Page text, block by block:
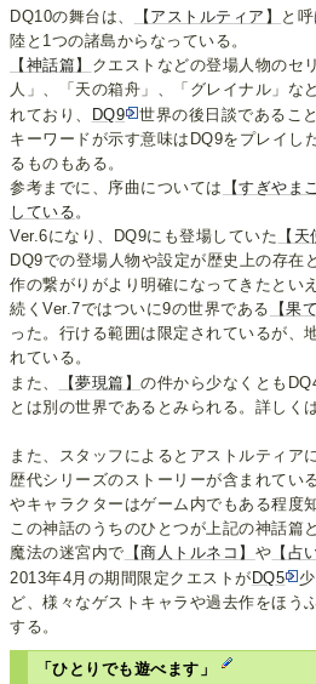
DQ10の舞台は、 【アストルティア】
と
陸と1つの諸島からなっている。
【神話篇】 クエストなどの登場人物のセ
人」、「天の箱舟」、「グレイナル」な
れており、 DQ9
世界の後日談であるこ
キーワードが示す意味はDQ9をプレイし
るものもある。
参考までに、序曲については
【すぎやま
している 。
Ver.6になり、DQ9にも登場していた 【天
DQ9での登場人物や設定が歴史上の存在
作の繋がりがより明確になってきたとい
続くVer.7ではついに9の世界である
【果
った。行ける範囲は限定されているが、
れている。
また、
【夢現篇】の件から少なくとも
とは別の世界であるとみられる。詳しく
また、スタッフによるとアストルティア
歴代シリーズのストーリーが含まれてい
やキャラクターはゲーム内でもある程度
この神話のうちのひとつが上記の神話篇
魔法の迷宮内で 【商人トルネコ】 や 【占
2013年4月の期間限定クエストがDQ5
ど、様々なゲストキャラや過去作をほう
する。
「ひとりでも遊べます」